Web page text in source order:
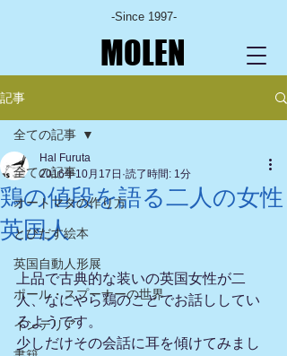
-Since 1997-
MOLEN
記事
全ての記事
オートマタの作り方
とびだす絵本
英国自動人形展
ポール・スプーナーの世界
インテリア
全ての記事
鶏の値段を語る二人の女性
英国人
Hal Furuta
2016年10月17日 読了時間: 1分
上品で古典的な装いの英国女性が二
人、なにやら鶏のことでお話ししてい
るようです。
少しだけその会話に耳を傾けてみまし